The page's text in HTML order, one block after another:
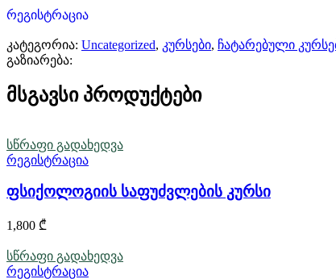
რეგისტრაცია
კატეგორია: Uncategorized, კურსები, ჩატარებული
გაზიარება:
მსგავსი პროდუქტები
სწრაფი გადახედვა
რეგისტრაცია
ფსიქოლოგიის საფუძვლების კურსი
1,800 ₾
სწრაფი გადახედვა
რეგისტრაცია